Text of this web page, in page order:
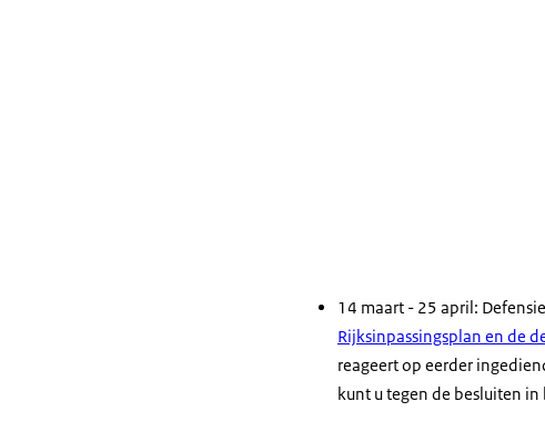
14 maart - 25 april:
Rijksinpassingsplan en de
reageert op eerder
kunt u tegen de besluiten